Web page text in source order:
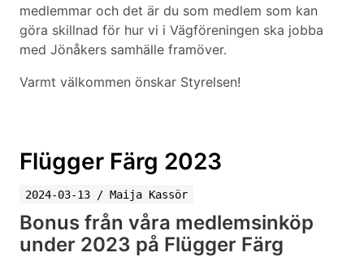
medlemmar och det är du som medlem som kan
göra skillnad för hur vi i Vägföreningen ska jobba
med Jönåkers samhälle framöver.
Varmt välkommen önskar Styrelsen!
Flügger Färg 2023
2024-03-13 / Maija Kassör
Bonus från våra medlemsinköp
under 2023 på Flügger Färg